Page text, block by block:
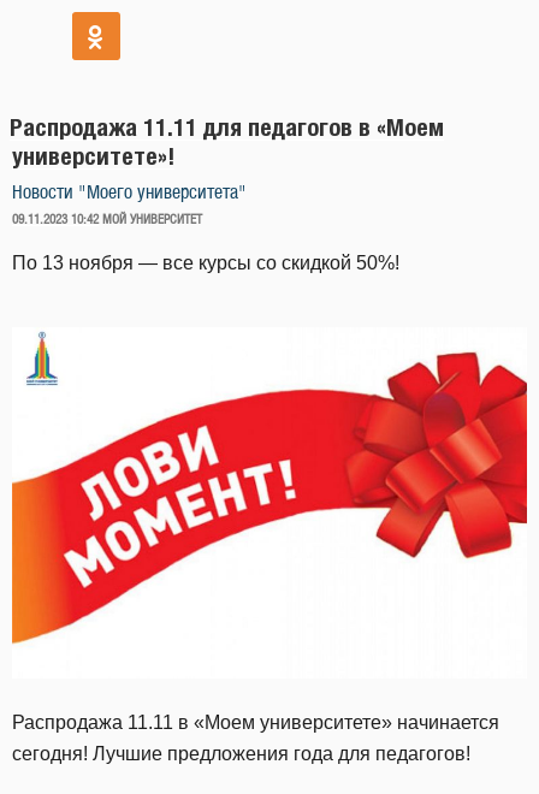
Распродажа 11.11 для педагогов в «Моем
университете»!
Новости "Моего университета"
ОПУБЛИКОВАНО
09.11.2023 10:42 МОЙ УНИВЕРСИТЕТ
По 13 ноября — все курсы со скидкой 50%!
Распродажа 11.11 в «Моем университете» начинается
сегодня! Лучшие предложения года для педагогов!